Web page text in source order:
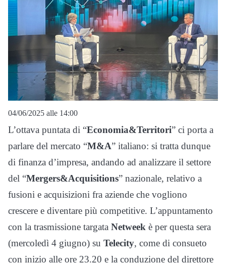
04/06/2025 alle 14:00
L’ottava puntata di “Economia&Territori” ci porta a
parlare del mercato “M&A” italiano: si tratta dunque
di finanza d’impresa, andando ad analizzare il settore
del “Mergers&Acquisitions” nazionale, relativo a
fusioni e acquisizioni fra aziende che vogliono
crescere e diventare più competitive. L’appuntamento
con la trasmissione targata Netweek è per questa sera
(mercoledì 4 giugno) su Telecity, come di consueto
con inizio alle ore 23.20 e la conduzione del direttore